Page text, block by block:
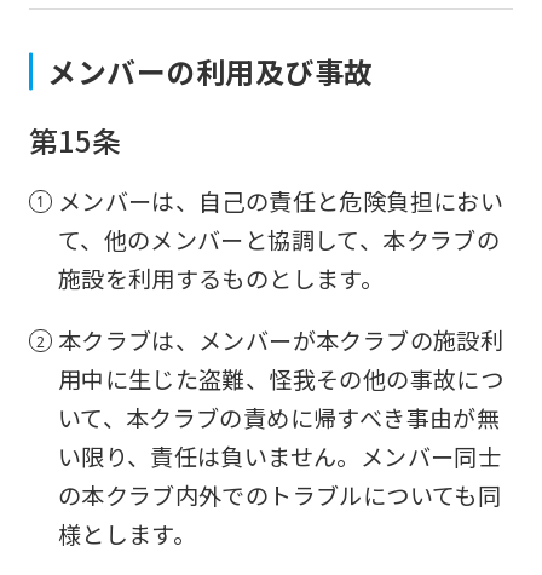
メンバーの利用及び事故
第15条
メンバーは、自己の責任と危険負担におい
て、他のメンバーと協調して、本クラブの
施設を利用するものとします。
本クラブは、メンバーが本クラブの施設利
用中に生じた盗難、怪我その他の事故につ
いて、本クラブの責めに帰すべき事由が無
い限り、責任は負いません。メンバー同士
の本クラブ内外でのトラブルについても同
様とします。